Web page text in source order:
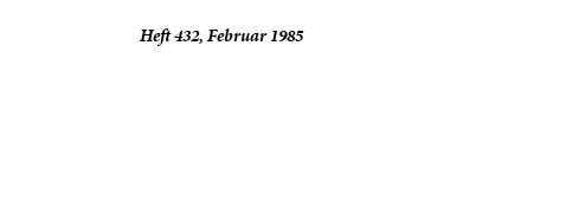
Heft 432, Februar 1985